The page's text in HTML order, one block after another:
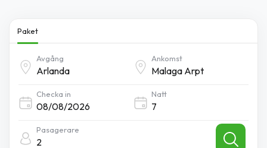
Paket
Avgång Ankomst
Checka in Natt
Pasagerare
2